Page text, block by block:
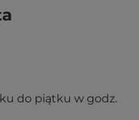
do piątku w godz.